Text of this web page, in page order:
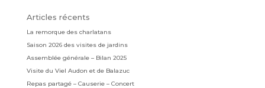
Articles récents
La remorque des charlatans
Saison 2026 des visites de jardins
Assemblée générale – Bilan 2025
Visite du Viel Audon et de Balazuc
Repas partagé – Causerie – Concert